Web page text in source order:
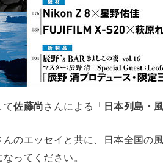
て佐藤尚さんによる「 日本列島・
のエッセイと共に、日本全国の
ってください。